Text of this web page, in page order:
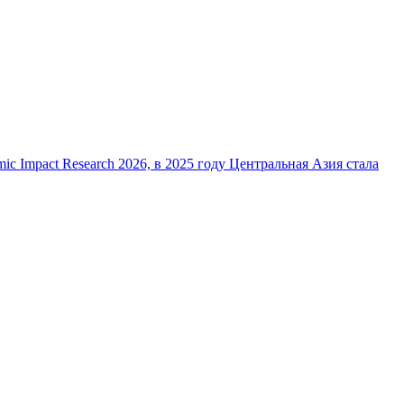
Research 2026, в 2025 году Центральная Азия стала